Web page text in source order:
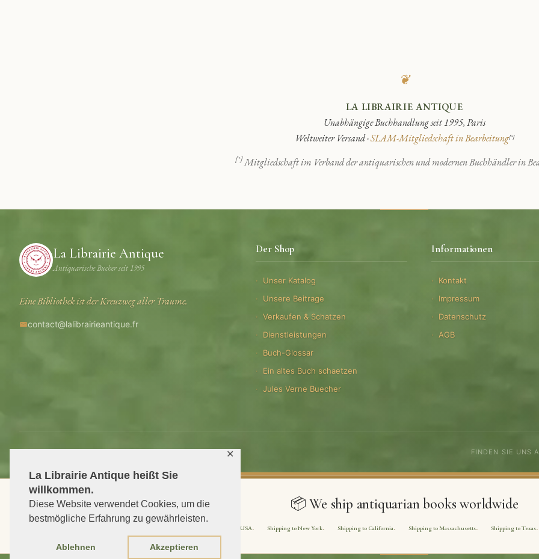
La Librairie Antique heißt Sie
willkommen.
Diese Website verwendet Cookies, um die
bestmögliche Erfahrung zu gewährleisten.
Ablehnen Akzeptieren
✕
❦
LA LIBRAIRIE ANTIQUE
Unabhängige Buchhandlung seit 1995, Paris
Weltweiter Versand ·SLAM-Mitgliedschaft in Bearbeitung[*]
[*]Mitgliedschaft im Verband der antiquarischen und modernen Buchhändler in
La Librairie Antique
Antiquarische Bucher seit 1995
Eine Bibliothek ist der Kreuzweg aller Traume.
contact@lalibrairieantique.fr
Der Shop
Unser Katalog
Unsere Beitrage
Verkaufen & Schatzen
Dienstleistungen
Buch-Glossar
Ein altes Buch schaetzen
Jules Verne Buecher
Informationen
Kontakt
Impressum
Datenschutz
AGB
© 2026 La Librairie Antique — Alle Rechte vorbehalten FINDEN SIE UNS
📦 We ship antiquarian books worldwide
Shipping to USA Shipping to New York Shipping to California Shipping to Massachusetts Shipping to Texas